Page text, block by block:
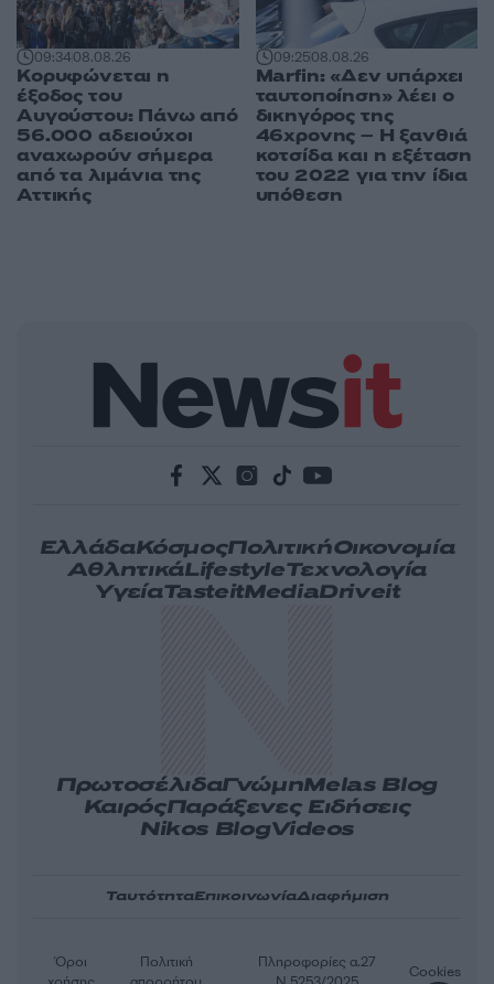
09:3408.08.26
Κορυφώνεται η
έξοδος του
Αυγούστου: Πάνω από
56.000 αδειούχοι
αναχωρούν σήμερα
από τα λιμάνια της
Αττικής
09:2508.08.26
Marfin: «Δεν υπάρχει
ταυτοποίηση» λέει ο
δικηγόρος της
46χρονης – Η ξανθιά
κοτσίδα και η εξέταση
του 2022 για την ίδια
υπόθεση
ΕλλάδαΚόσμοςΠολιτικήΟικονομία
ΑθλητικάLifestyleΤεχνολογία
ΥγείαTasteitMediaDriveit
ΠρωτοσέλιδαΓνώμηMelas Blog
ΚαιρόςΠαράξενες Ειδήσεις
Nikos BlogVideos
ΤαυτότηταΕπικοινωνίαΔιαφήμιση
Όροι
Πολιτική
Πληροφορίες α.27
Cookies